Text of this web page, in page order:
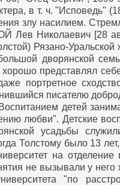
в т. ч. "Исповедь"
злу насилием.
Лев Николаевич [28
Рязано-
дворянской
представлял
портретное
писателю
детей
любви". Детские
усадьбы
Толстому было 13
на отделение
не вызывали у
"по